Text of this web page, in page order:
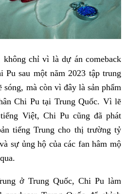
không chỉ vì là dự án comeback
Pu sau một năm 2023 tập trung
sóng, mà còn vì đây là sản phẩm
Chi Pu tại Trung Quốc. Vì lẽ
Việt, Chi Pu cũng đã phát
tiếng Trung cho thị trường tỷ
sự ủng hộ của các fan hâm mộ
ở Trung Quốc, Chi Pu làm